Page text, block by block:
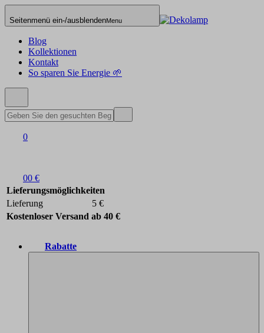
Seitenmenü ein-/ausblendenMenu
Blog
Kollektionen
Kontakt
So sparen Sie Energie 🌱
0
00 €
Lieferungsmöglichkeiten
Lieferung
5 €
Kostenloser Versand ab 40 €
Rabatte